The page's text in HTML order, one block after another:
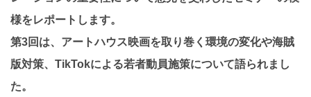
様をレポートします。
第3回は、アートハウス映画を取り巻く環境の変化や海賊
版対策、TikTokによる若者動員施策について語られまし
た。